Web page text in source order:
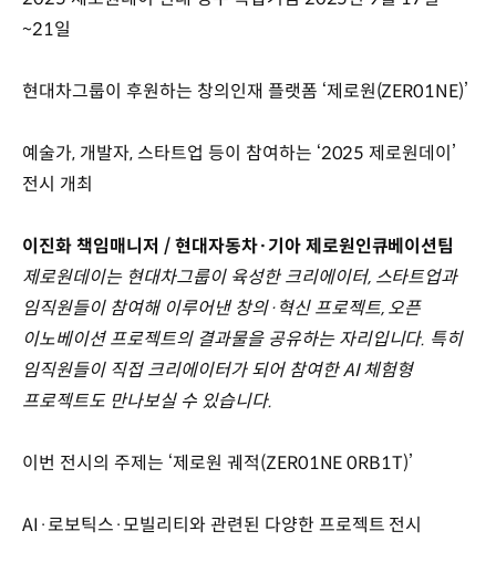
~21일
현대차그룹이 후원하는 창의인재 플랫폼 ‘제로원(ZER01NE)’
예술가, 개발자, 스타트업 등이 참여하는 ‘2025 제로원데이’
전시 개최
이진화 책임매니저 / 현대자동차·기아 제로원인큐베이션팀
제로원데이는 현대차그룹이 육성한 크리에이터, 스타트업과
임직원들이 참여해 이루어낸 창의·혁신 프로젝트, 오픈
이노베이션 프로젝트의 결과물을 공유하는 자리입니다. 특히
임직원들이 직접 크리에이터가 되어 참여한 AI 체험형
프로젝트도 만나보실 수 있습니다.
이번 전시의 주제는 ‘제로원 궤적(ZER01NE 0RB1T)’
AI·로보틱스·모빌리티와 관련된 다양한 프로젝트 전시